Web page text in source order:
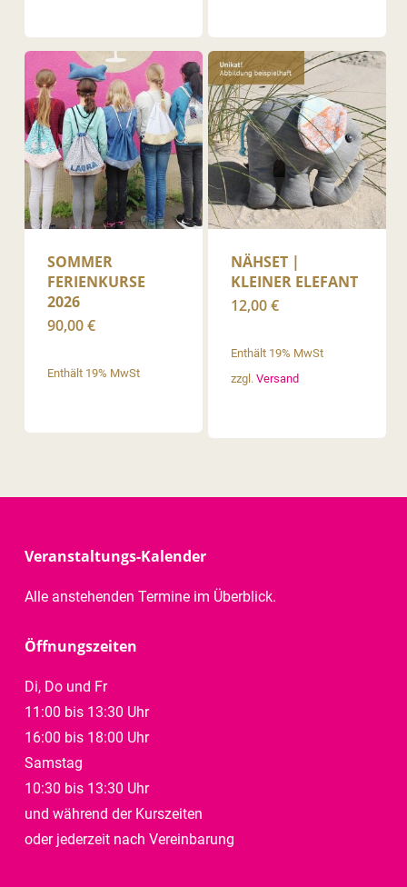
SOMMER
FERIENKURSE
2026
90,00€
Enthält 19% MwSt
NÄHSET |
KLEINER ELEFANT
12,00€
Enthält 19% MwSt
zzgl. Versand
Veranstaltungs-Kalender
Alle anstehenden Termine im Überblick.
Öffnungszeiten
Di, Do und Fr
11:00 bis 13:30 Uhr
16:00 bis 18:00 Uhr
Samstag
10:30 bis 13:30 Uhr
und während der Kurszeiten
oder jederzeit nach Vereinbarung